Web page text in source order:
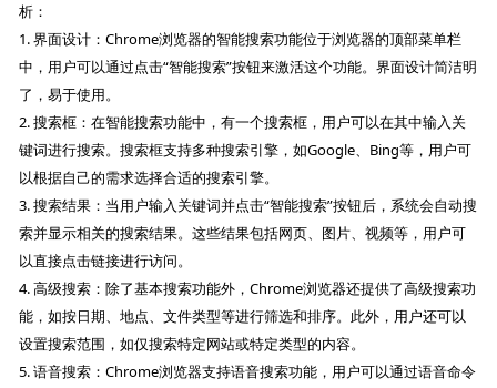
析：
1. 界面设计：Chrome浏览器的智能搜索功能位于浏览器的顶部菜单栏
中，用户可以通过点击“智能搜索”按钮来激活这个功能。界面设计简洁明
了，易于使用。
2. 搜索框：在智能搜索功能中，有一个搜索框，用户可以在其中输入关
键词进行搜索。搜索框支持多种搜索引擎，如Google、Bing等，用户可
以根据自己的需求选择合适的搜索引擎。
3. 搜索结果：当用户输入关键词并点击“智能搜索”按钮后，系统会自动搜
索并显示相关的搜索结果。这些结果包括网页、图片、视频等，用户可
以直接点击链接进行访问。
4. 高级搜索：除了基本搜索功能外，Chrome浏览器还提供了高级搜索功
能，如按日期、地点、文件类型等进行筛选和排序。此外，用户还可以
设置搜索范围，如仅搜索特定网站或特定类型的内容。
5. 语音搜索：Chrome浏览器支持语音搜索功能，用户可以通过语音命令